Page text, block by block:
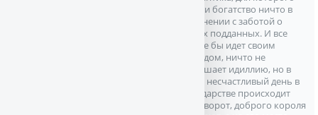
сила и богатство ничто в
сравнении с заботой о
своих подданных. И все
вроде бы идет своим
чередом, ничто не
нарушает идиллию, но в
один несчастливый день в
государстве происходит
переворот, доброго короля